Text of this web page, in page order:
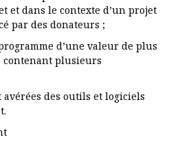
et dans le contexte d’un projet
par des donateurs ;
d’une valeur de plus
contenant plusieurs
avérées des outils et logiciels